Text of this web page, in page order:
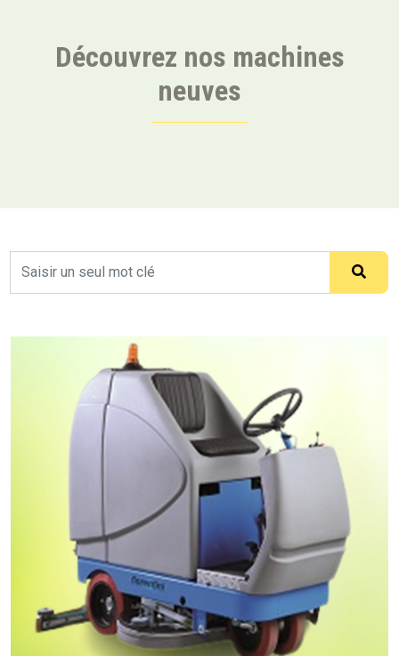
Découvrez nos machines
neuves